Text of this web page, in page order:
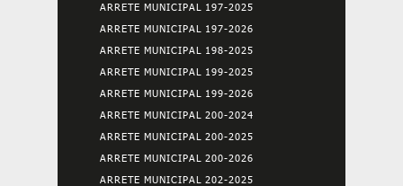
ARRETE MUNICIPAL 197-2025
ARRETE MUNICIPAL 197-2026
ARRETE MUNICIPAL 198-2025
ARRETE MUNICIPAL 199-2025
ARRETE MUNICIPAL 199-2026
ARRETE MUNICIPAL 200-2024
ARRETE MUNICIPAL 200-2025
ARRETE MUNICIPAL 200-2026
ARRETE MUNICIPAL 202-2025